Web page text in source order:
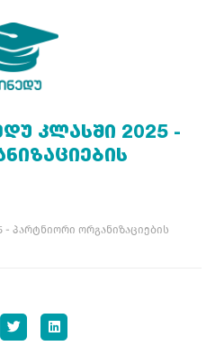
ᲙᲚᲐᲡᲨᲘ 2025 -
- პარტნიორი ორგანიზაციების